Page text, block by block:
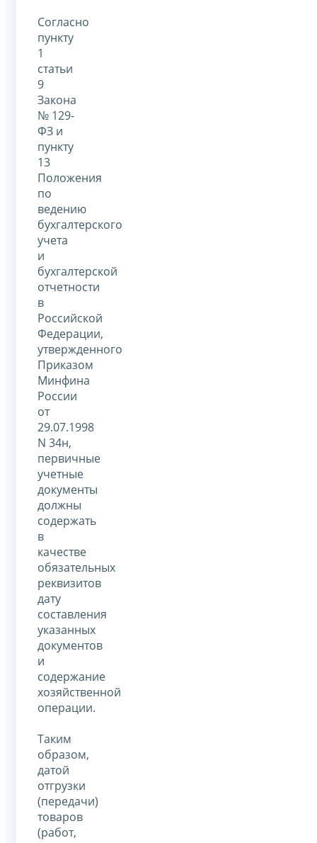
Согласно
пункту
1
статьи
9
Закона
№ 129-
ФЗ и
пункту
13
Положения
по
ведению
бухгалтерского
учета
и
бухгалтерской
отчетности
в
Российской
Федерации,
утвержденного
Приказом
Минфина
России
от
29.07.1998
N 34н,
первичные
учетные
документы
должны
содержать
в
качестве
обязательных
реквизитов
дату
составления
указанных
документов
и
содержание
хозяйственной
операции.
Таким
образом,
датой
отгрузки
(передачи)
товаров
(работ,